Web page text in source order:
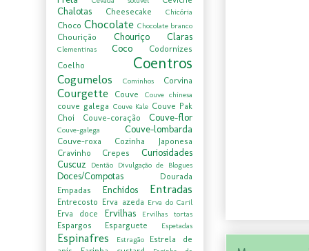
Chalotas Cheesecake Chicória
Choco Chocolate Chocolate branco
Chourição Chouriço Claras
Clementinas Coco
Codornizes
Coelho
Coentros
Cogumelos Cominhos Corvina
Courgette Couve Couve chinesa
couve galega Couve Kale Couve Pak
Choi
Couve-coração Couve-flor
Couve-galega Couve-lombarda
Couve-roxa
Cozinha Japonesa
Cravinho
Crepes
Curiosidades
Cuscuz Dentão Divulgação de Blogues
Doces/Compotas
Dourada
Empadas
Enchidos Entradas
Entrecosto Erva azeda Erva do Caril
Erva doce Ervilhas Ervilhas tortas
Espargos Esparguete Espetadas
Espinafres Estragão
Estrela de